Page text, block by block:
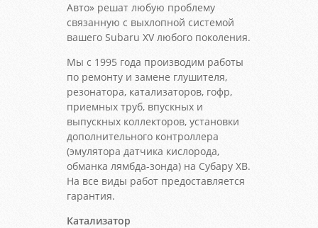
Авто» решат любую проблему
связанную с выхлопной системой
вашего Subaru XV любого поколения.
Мы с 1995 года производим работы
по ремонту и замене глушителя,
резонатора, катализаторов, гофр,
приемных труб, впускных и
выпускных коллекторов, установки
дополнительного контроллера
(эмулятора датчика кислорода,
обманка лямбда-зонда) на Субару ХВ.
На все виды работ предоставляется
гарантия.
Катализатор